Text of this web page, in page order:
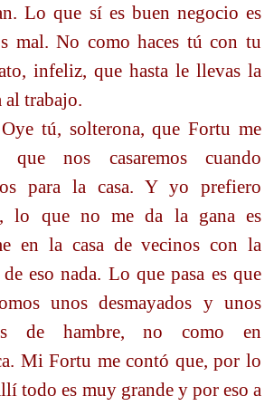
Lo que sí es buen negocio es
mal. No como haces tú con tu
infeliz, que hasta le llevas la
al trabajo.
Oye tú, solterona, que Fortu me
que nos casaremos cuando
para la casa. Y yo prefiero
lo que no me da la gana es
en la casa de vecinos con la
eso nada. Lo que pasa es que
unos desmayados y unos
de hambre, no como en
Mi Fortu me contó que, por lo
todo es muy grande y por eso a